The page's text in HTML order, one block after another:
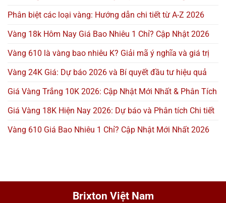
Phân biệt các loại vàng: Hướng dẫn chi tiết từ A-Z 2026
Vàng 18k Hôm Nay Giá Bao Nhiêu 1 Chỉ? Cập Nhật 2026
Vàng 610 là vàng bao nhiêu K? Giải mã ý nghĩa và giá trị
Vàng 24K Giá: Dự báo 2026 và Bí quyết đầu tư hiệu quả
Giá Vàng Trắng 10K 2026: Cập Nhật Mới Nhất & Phân Tích
Giá Vàng 18K Hiện Nay 2026: Dự báo và Phân tích Chi tiết
Vàng 610 Giá Bao Nhiêu 1 Chỉ? Cập Nhật Mới Nhất 2026
Brixton Việt Nam